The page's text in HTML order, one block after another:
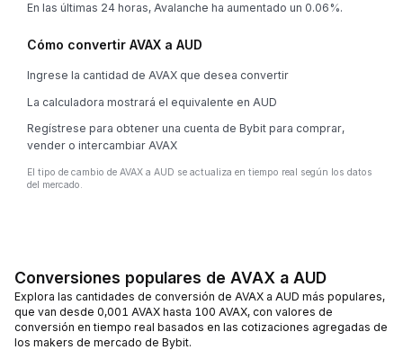
En las últimas 24 horas, Avalanche ha aumentado un 0.06%.
Cómo convertir AVAX a AUD
Ingrese la cantidad de AVAX que desea convertir
La calculadora mostrará el equivalente en AUD
Regístrese para obtener una cuenta de Bybit para comprar,
vender o intercambiar AVAX
El tipo de cambio de AVAX a AUD se actualiza en tiempo real según los datos
del mercado.
Conversiones populares de AVAX a AUD
Explora las cantidades de conversión de AVAX a AUD más populares,
que van desde 0,001 AVAX hasta 100 AVAX, con valores de
conversión en tiempo real basados en las cotizaciones agregadas de
los makers de mercado de Bybit.